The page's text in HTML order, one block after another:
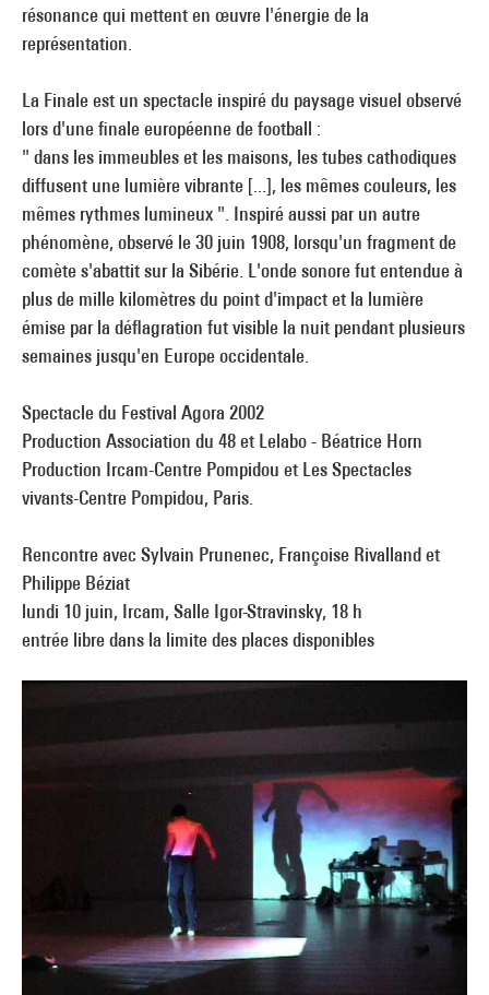
résonance qui mettent en œuvre l'énergie de la
représentation.
La Finale est un spectacle inspiré du paysage visuel observé
lors d'une finale européenne de football :
" dans les immeubles et les maisons, les tubes cathodiques
diffusent une lumière vibrante [...], les mêmes couleurs, les
mêmes rythmes lumineux ". Inspiré aussi par un autre
phénomène, observé le 30 juin 1908, lorsqu'un fragment de
comète s'abattit sur la Sibérie. L'onde sonore fut entendue à
plus de mille kilomètres du point d'impact et la lumière
émise par la déflagration fut visible la nuit pendant plusieurs
semaines jusqu'en Europe occidentale.
Spectacle du Festival Agora 2002
Production Association du 48 et Lelabo - Béatrice Horn
Production Ircam-Centre Pompidou et Les Spectacles
vivants-Centre Pompidou, Paris.
Rencontre avec Sylvain Prunenec, Françoise Rivalland et
Philippe Béziat
lundi 10 juin, Ircam, Salle Igor-Stravinsky, 18 h
entrée libre dans la limite des places disponibles